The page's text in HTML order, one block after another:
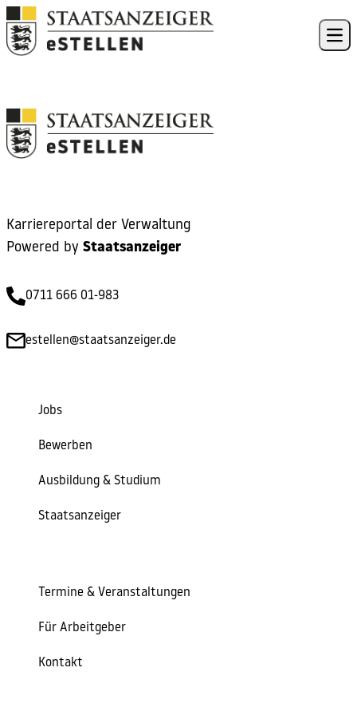
Skip to content
Karriereportal der Verwaltung
Powered by Staatsanzeiger
0711 666 01-983
estellen@staatsanzeiger.de
Jobs
Bewerben
Ausbildung & Studium
Staatsanzeiger
Termine & Veranstaltungen
Für Arbeitgeber
Kontakt